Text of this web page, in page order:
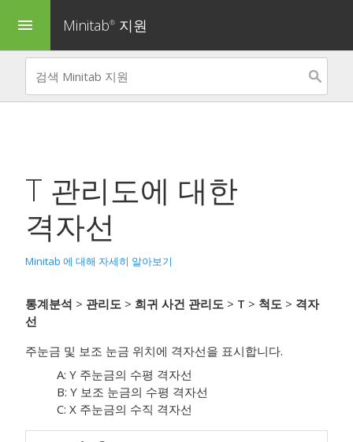
menu Minitab® 지원
T 관리도에 대한
격자선
Minitab 에 대해 자세히 알아보기
통계분석 > 관리도 > 희귀 사건 관리도 > T > 척도 > 격자
선
주눈금 및 보조 눈금 위치에 격자선을 표시합니다.
A: Y 주눈금의 수평 격자선
B: Y 보조 눈금의 수평 격자선
C: X 주눈금의 수직 격자선